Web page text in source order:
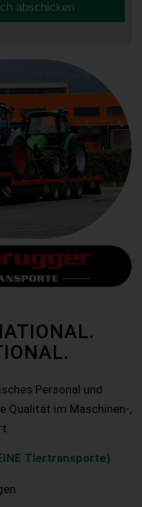
abschicken
Personal und
Qualität im Maschinen-,
Tiertransporte)